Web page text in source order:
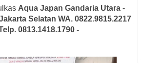
Aqua Japan Gandaria Utara -
Selatan WA. 0822.9815.2217
0813.1418.1790 -